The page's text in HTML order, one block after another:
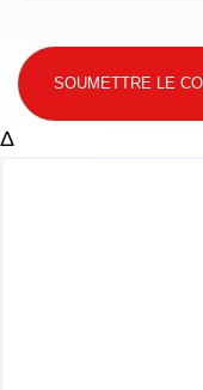
SOUMETTRE LE
Δ